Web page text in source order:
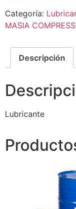
Categoría:
MASIA
Descripción
Lubricante